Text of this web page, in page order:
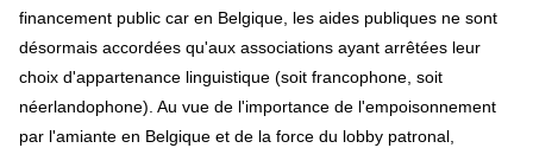
financement public car en Belgique, les aides publiques ne sont
désormais accordées qu'aux associations ayant arrêtées leur
choix d'appartenance linguistique (soit francophone, soit
néerlandophone). Au vue de l'importance de l'empoisonnement
par l'amiante en Belgique et de la force du lobby patronal,